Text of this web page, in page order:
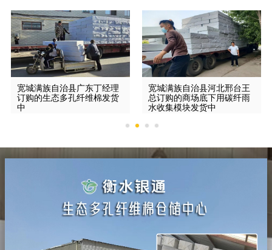
宽城满族自治县广东丁经理
订购的生态多孔纤维棉发货
中
宽城满族自治县河北邢台王
总订购的商场底下用碳纤雨
水收集模块发货中